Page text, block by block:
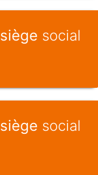
siège social
siège social